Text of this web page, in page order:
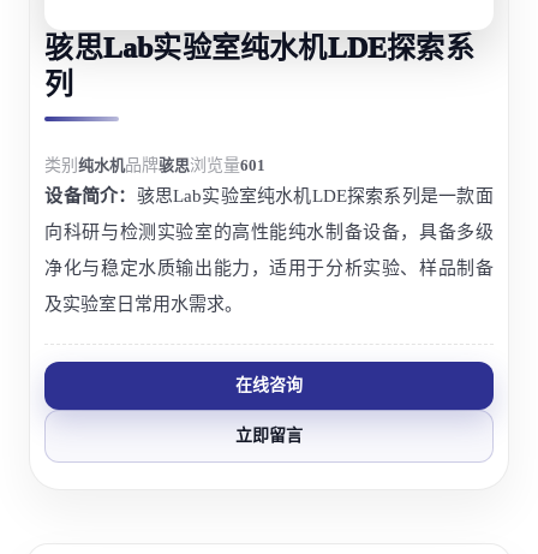
骇思Lab实验室纯水机LDE探索系
列
类别纯水机品牌骇思浏览量601
设备简介： 骇思Lab实验室纯水机LDE探索系列是一款面
向科研与检测实验室的高性能纯水制备设备，具备多级
净化与稳定水质输出能力，适用于分析实验、样品制备
及实验室日常用水需求。
在线咨询
立即留言